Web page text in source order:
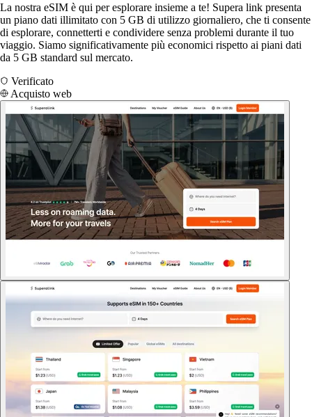
La nostra eSIM è qui per esplorare insieme a te! Supera link presenta
un piano dati illimitato con 5 GB di utilizzo giornaliero, che ti consente
di esplorare, connetterti e condividere senza problemi durante il tuo
viaggio. Siamo significativamente più economici rispetto ai piani dati
da 5 GB standard sul mercato.
Verificato
Acquisto web